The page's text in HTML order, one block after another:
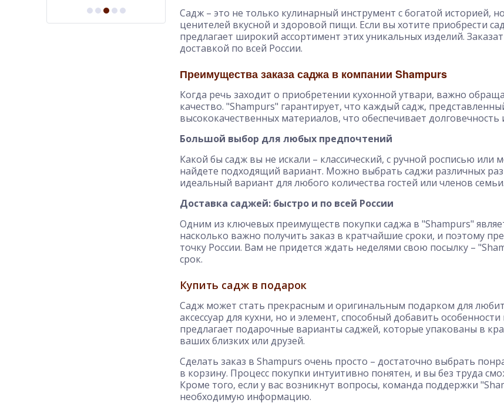
Садж – это не только кулинарный инструмент с богатой историей,
ценителей вкусной и здоровой пищи. Если вы хотите приобрести
предлагает широкий ассортимент этих уникальных изделий.
доставкой по всей России.
Преимущества заказа саджа в компании Shampurs
Когда речь заходит о приобретении кухонной утвари, важно
качество. "Shampurs" гарантирует, что каждый садж,
высококачественных материалов, что обеспечивает
Большой выбор для любых предпочтений
Какой бы садж вы не искали – классический, с ручной росписью
найдете подходящий вариант. Можно выбрать саджи различных
идеальный вариант для любого количества гостей или членов семьи.
Доставка саджей: быстро и по всей России
Одним из ключевых преимуществ покупки саджа в "Shampurs"
насколько важно получить заказ в кратчайшие сроки, и поэтому
точку России. Вам не придется ждать неделями свою посылку –
срок.
Купить садж в подарок
Садж может стать прекрасным и оригинальным подарком для
аксессуар для кухни, но и элемент, способный добавить
предлагает подарочные варианты саджей, которые упакованы в
ваших близких или друзей.
Сделать заказ в Shampurs очень просто – достаточно выбрать
в корзину. Процесс покупки интуитивно понятен, и вы без труда
Кроме того, если у вас возникнут вопросы, команда поддержки
необходимую информацию.